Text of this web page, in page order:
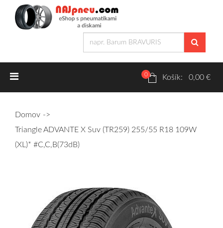
Letné pneumatiky
Dodávkové + malé úžitkové
Osobné/crossover + malé úžitkové
SUV/crossover + OFFRoad-ové
0 Košík: 0,00 €
Domov
Triangle ADVANTE X Suv (TR259) 255/55 R18 109W
(XL)* #C,C,B(73dB)